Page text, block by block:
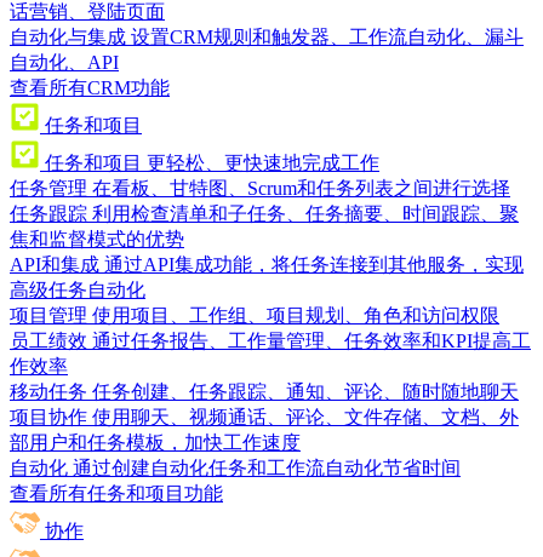
话营销、登陆页面
自动化与集成 设置CRM规则和触发器、工作流自动化、漏斗
自动化、API
查看所有CRM功能
任务和项目
任务和项目 更轻松、更快速地完成工作
任务管理 在看板、甘特图、Scrum和任务列表之间进行选择
任务跟踪 利用检查清单和子任务、任务摘要、时间跟踪、聚
焦和监督模式的优势
API和集成 通过API集成功能，将任务连接到其他服务，实现
高级任务自动化
项目管理 使用项目、工作组、项目规划、角色和访问权限
员工绩效 通过任务报告、工作量管理、任务效率和KPI提高工
作效率
移动任务 任务创建、任务跟踪、通知、评论、随时随地聊天
项目协作 使用聊天、视频通话、评论、文件存储、文档、外
部用户和任务模板，加快工作速度
自动化 通过创建自动化任务和工作流自动化节省时间
查看所有任务和项目功能
协作